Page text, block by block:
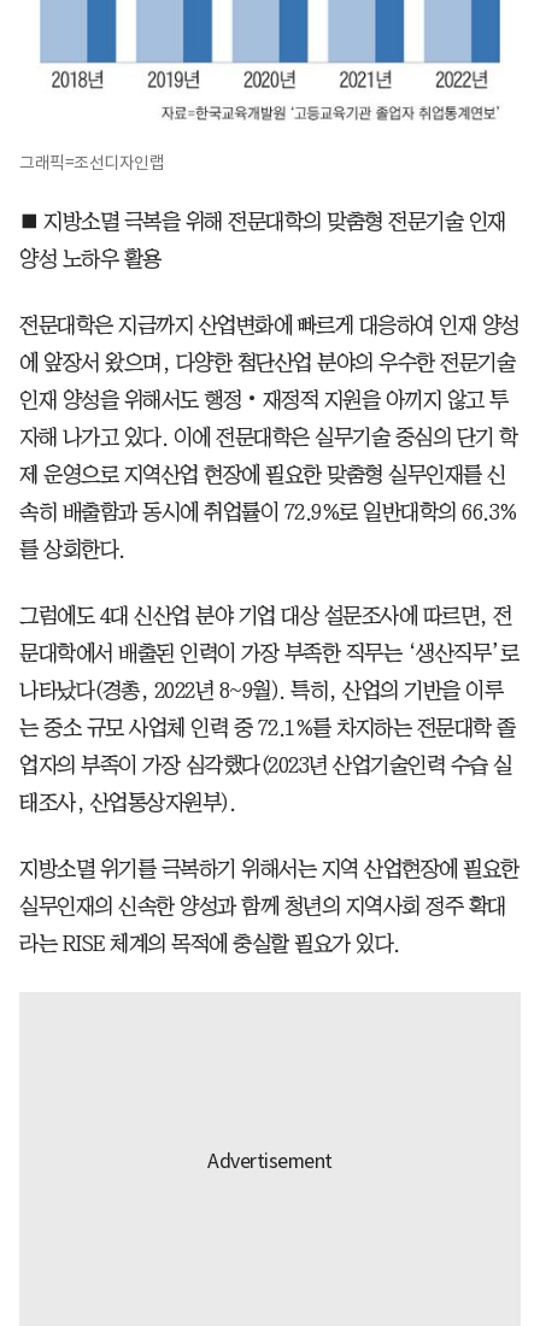
그래픽=조선디자인랩
■ 지방소멸 극복을 위해 전문대학의 맞춤형 전문기술 인재
양성 노하우 활용
전문대학은 지금까지 산업변화에 빠르게 대응하여 인재 양성
에 앞장서 왔으며, 다양한 첨단산업 분야의 우수한 전문기술
인재 양성을 위해서도 행정‧재정적 지원을 아끼지 않고 투
자해 나가고 있다. 이에 전문대학은 실무기술 중심의 단기 학
제 운영으로 지역산업 현장에 필요한 맞춤형 실무인재를 신
속히 배출함과 동시에 취업률이 72.9%로 일반대학의 66.3%
를 상회한다.
그럼에도 4대 신산업 분야 기업 대상 설문조사에 따르면, 전
문대학에서 배출된 인력이 가장 부족한 직무는 ‘생산직무’로
나타났다(경총, 2022년 8~9월). 특히, 산업의 기반을 이루
는 중소 규모 사업체 인력 중 72.1%를 차지하는 전문대학 졸
업자의 부족이 가장 심각했다(2023년 산업기술인력 수습 실
태조사, 산업통상자원부).
지방소멸 위기를 극복하기 위해서는 지역 산업현장에 필요한
실무인재의 신속한 양성과 함께 청년의 지역사회 정주 확대
라는 RISE 체계의 목적에 충실할 필요가 있다.